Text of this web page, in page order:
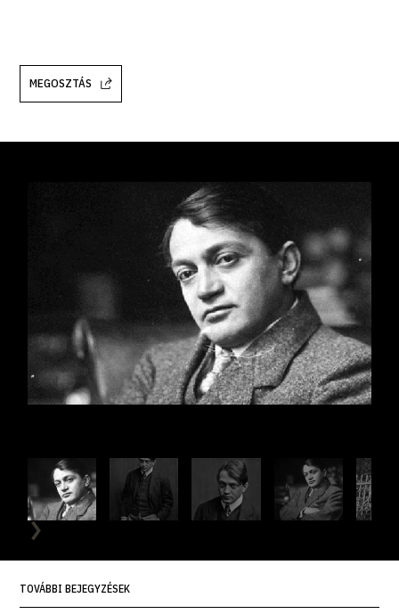
MEGOSZTÁS
TOVÁBBI BEJEGYZÉSEK